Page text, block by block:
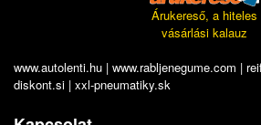
Árukereső, a hiteles
vásárlási kalauz
www.autolenti.hu | www.rabljenegume.com |
diskont.si | xxl-pneumatiky.sk